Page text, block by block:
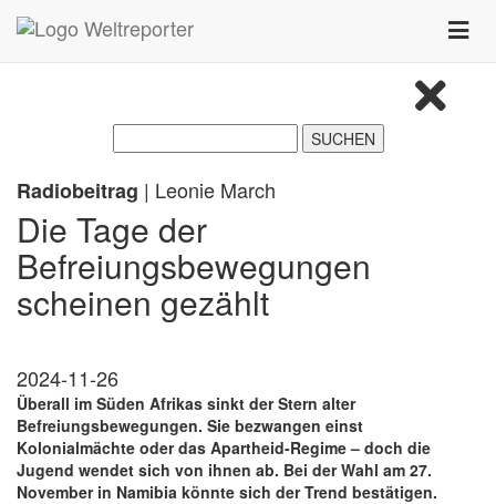
Zum Inhalt springen
Toggle
Radiobeitrag | Leonie March
Die Tage der
Befreiungsbewegungen
scheinen gezählt
2024-11-26
Überall im Süden Afrikas sinkt der Stern alter
Befreiungsbewegungen. Sie bezwangen einst
Kolonialmächte oder das Apartheid-Regime – doch die
Jugend wendet sich von ihnen ab. Bei der Wahl am 27.
November in Namibia könnte sich der Trend bestätigen.